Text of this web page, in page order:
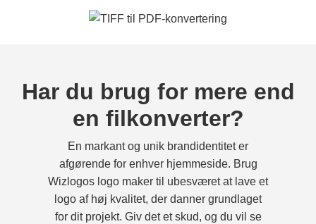
Har du brug for mere end
en filkonverter?
En markant og unik brandidentitet er
afgørende for enhver hjemmeside. Brug
Wizlogos logo maker til ubesværet at lave et
logo af høj kvalitet, der danner grundlaget
for dit projekt. Giv det et skud, og du vil se